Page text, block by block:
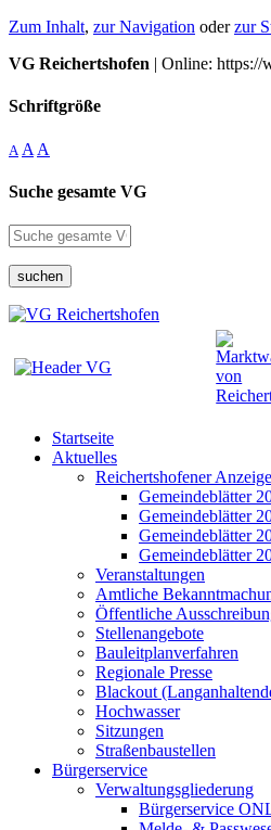
Zum Inhalt, zur Navigation oderzur
VG Reichertshofen | Online: https://
Schriftgröße
A A A
Suche gesamte VG
suchen
Startseite
Aktuelles
Reichertshofener
Gemeindeblätter
Gemeindeblätter
Gemeindeblätter
Gemeindeblätter
Veranstaltungen
Amtliche
Öffentliche
Stellenangebote
Bauleitplanverfahren
Regionale Presse
Blackout
Hochwasser
Sitzungen
Straßenbaustellen
Bürgerservice
Verwaltungsgliederung
Bürgerservice